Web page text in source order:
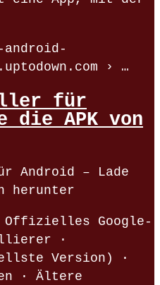
› …
für
die APK von
Android – Lade
herunter
Google-
·
Version) ·
· Ältere